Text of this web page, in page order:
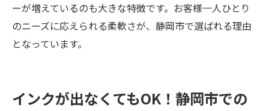
ーが増えているのも大きな特徴です。お客様一人ひとり
のニーズに応えられる柔軟さが、静岡市で選ばれる理由
となっています。
インクが出なくてもOK！静岡市での